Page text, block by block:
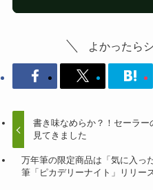
よかったら
書き味なめらか？！セーラ
見てきました
万年筆の限定商品は「気に入っ
筆「ピカデリーナイト」リリー